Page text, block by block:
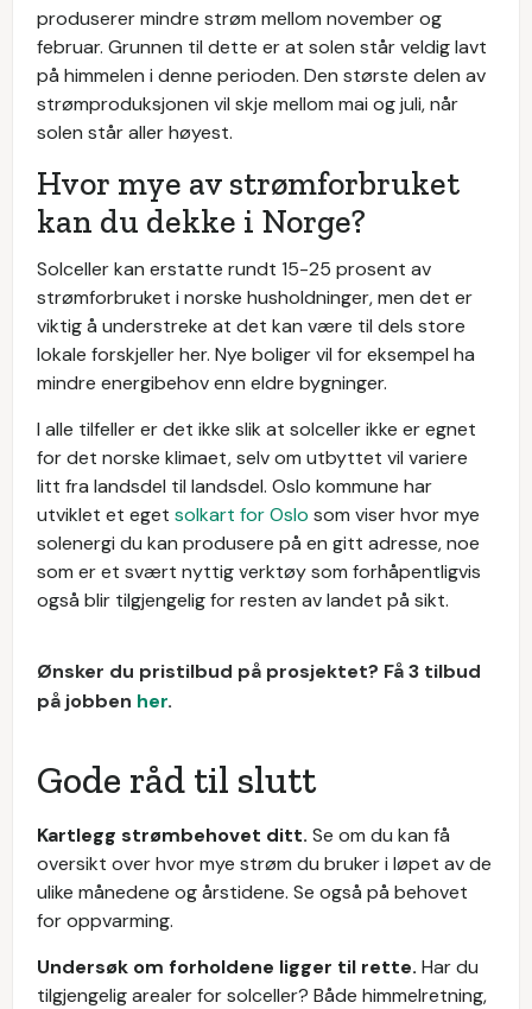
produserer mindre strøm mellom november og
februar. Grunnen til dette er at solen står veldig lavt
på himmelen i denne perioden. Den største delen av
strømproduksjonen vil skje mellom mai og juli, når
solen står aller høyest.
Hvor mye av strømforbruket
kan du dekke i Norge?
Solceller kan erstatte rundt 15-25 prosent av
strømforbruket i norske husholdninger, men det er
viktig å understreke at det kan være til dels store
lokale forskjeller her. Nye boliger vil for eksempel ha
mindre energibehov enn eldre bygninger.
I alle tilfeller er det ikke slik at solceller ikke er egnet
for det norske klimaet, selv om utbyttet vil variere
litt fra landsdel til landsdel. Oslo kommune har
utviklet et eget solkart for Oslo som viser hvor mye
solenergi du kan produsere på en gitt adresse, noe
som er et svært nyttig verktøy som forhåpentligvis
også blir tilgjengelig for resten av landet på sikt.
Ønsker du pristilbud på prosjektet? Få 3 tilbud
på jobben her.
Gode råd til slutt
Kartlegg strømbehovet ditt. Se om du kan få
oversikt over hvor mye strøm du bruker i løpet av de
ulike månedene og årstidene. Se også på behovet
for oppvarming.
Undersøk om forholdene ligger til rette. Har du
tilgjengelig arealer for solceller? Både himmelretning,